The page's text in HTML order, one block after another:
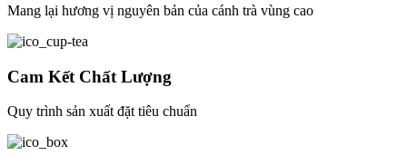
Mang lại hương vị nguyên bản của cánh trà vùng cao
Cam Kết Chất Lượng
Quy trình sản xuất đặt tiêu chuẩn